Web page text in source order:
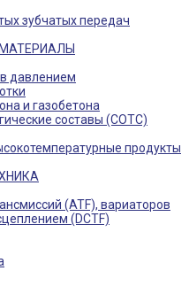
зубчатых передач
давлением
и газобетона
составы (СОТС)
продукты
(ATF), вариаторов
(DCTF)